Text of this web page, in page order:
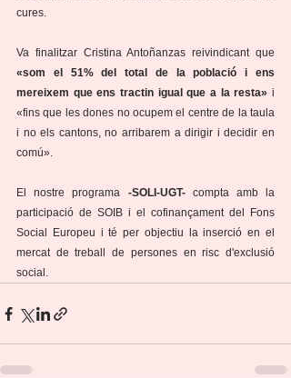
cures.
«som el 51% del total de la població i ens
mereixem que ens tractin igual que a la resta» i
«fins que les dones no ocupem el centre de la taula
i no els cantons, no arribarem a dirigir i decidir en
comú».
El nostre programa -SOLI-UGT- compta amb la
participació de SOIB i el cofinançament del Fons
Social Europeu i té per objectiu la inserció en el
mercat de treball de persones en risc d'exclusió
social.